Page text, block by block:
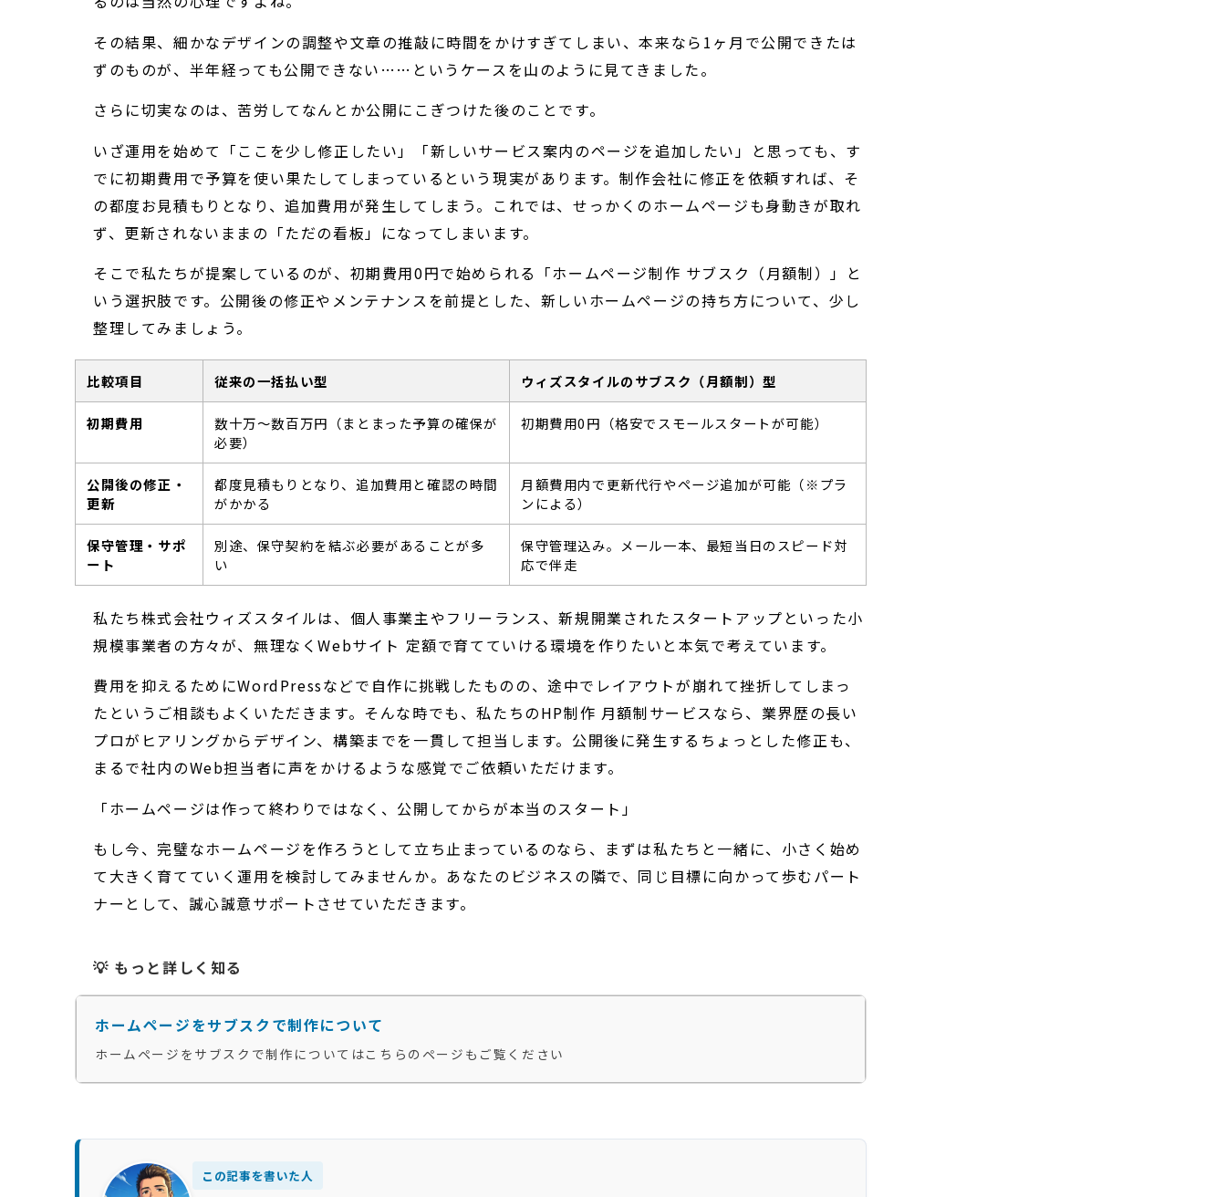
その結果、細かなデザインの調整や文章の推敲に時間をかけすぎてしまい、本来なら1ヶ月で公開できたは
ずのものが、半年経っても公開できない……というケースを山のように見てきました。
さらに切実なのは、苦労してなんとか公開にこぎつけた後のことです。
いざ運用を始めて「ここを少し修正したい」「新しいサービス案内のページを追加したい」と思っても、す
でに初期費用で予算を使い果たしてしまっているという現実があります。制作会社に修正を依頼すれば、そ
の都度お見積もりとなり、追加費用が発生してしまう。これでは、せっかくのホームページも身動きが取れ
ず、更新されないままの「ただの看板」になってしまいます。
そこで私たちが提案しているのが、初期費用0円で始められる「ホームページ制作 サブスク（月額制）」と
いう選択肢です。公開後の修正やメンテナンスを前提とした、新しいホームページの持ち方について、少し
整理してみましょう。
比較項目 従来の一括払い型 ウィズスタイルのサブスク（月額制）型
初期費用
数十万〜数百万円（まとまった予算の確保が
必要）
初期費用0円（格安でスモールスタートが可能）
公開後の修正・
更新
都度見積もりとなり、追加費用と確認の時間
がかかる
月額費用内で更新代行やページ追加が可能（※プラ
ンによる）
保守管理・サポ
ート
別途、保守契約を結ぶ必要があることが多
い
保守管理込み。メール一本、最短当日のスピード対
応で伴走
私たち株式会社ウィズスタイルは、個人事業主やフリーランス、新規開業されたスタートアップといった小
規模事業者の方々が、無理なくWebサイト 定額で育てていける環境を作りたいと本気で考えています。
費用を抑えるためにWordPressなどで自作に挑戦したものの、途中でレイアウトが崩れて挫折してしまっ
たというご相談もよくいただきます。そんな時でも、私たちのHP制作 月額制サービスなら、業界歴の長い
プロがヒアリングからデザイン、構築までを一貫して担当します。公開後に発生するちょっとした修正も、
まるで社内のWeb担当者に声をかけるような感覚でご依頼いただけます。
「ホームページは作って終わりではなく、公開してからが本当のスタート」
もし今、完璧なホームページを作ろうとして立ち止まっているのなら、まずは私たちと一緒に、小さく始め
て大きく育てていく運用を検討してみませんか。あなたのビジネスの隣で、同じ目標に向かって歩むパート
ナーとして、誠心誠意サポートさせていただきます。
💡 もっと詳しく知る
ホームページをサブスクで制作について
ホームページをサブスクで制作についてはこちらのページもご覧ください
この記事を書いた人